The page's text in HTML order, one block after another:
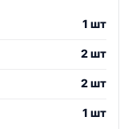
1 шт
2 шт
2 шт
1 шт